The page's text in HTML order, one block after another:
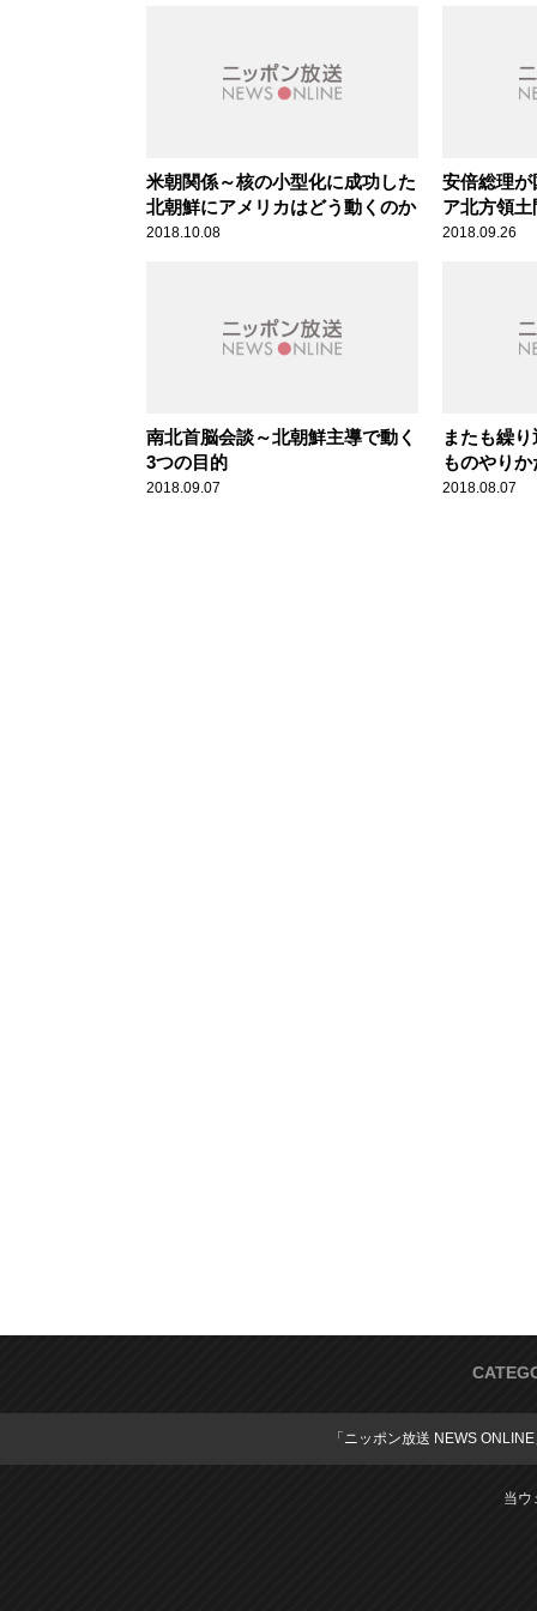
米朝関係～核の小型化に成功した
北朝鮮にアメリカはどう動くのか
2018.10.08
安倍総理
ア北方領
を国際社会
2018.09.26
南北首脳会談～北朝鮮主導で動く
3つの目的
2018.09.07
またも繰
ものやりか
2018.08.07
「ニッポン放送 NEWS
当ウ